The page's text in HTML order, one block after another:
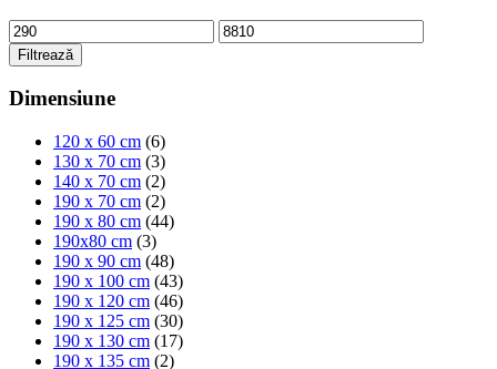
Filtrează
Dimensiune
120 x 60 cm (6)
130 x 70 cm (3)
140 x 70 cm (2)
190 x 70 cm (2)
190 x 80 cm (44)
190x80 cm (3)
190 x 90 cm (48)
190 x 100 cm (43)
190 x 120 cm (46)
190 x 125 cm (30)
190 x 130 cm (17)
190 x 135 cm (2)